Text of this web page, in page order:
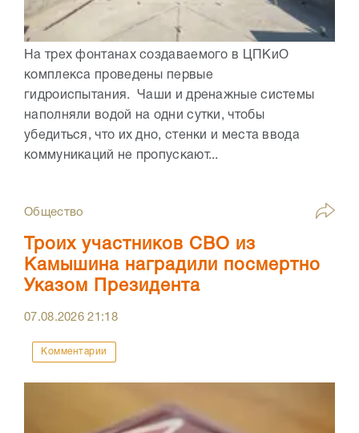
На трех фонтанах создаваемого в ЦПКиО
комплекса проведены первые
гидроиспытания. Чаши и дренажные системы
наполняли водой на одни сутки, чтобы
убедиться, что их дно, стенки и места ввода
коммуникаций не пропускают...
Общество
Троих участников СВО из
Камышина наградили посмертно
Указом Президента
07.08.202621:18
Комментарии